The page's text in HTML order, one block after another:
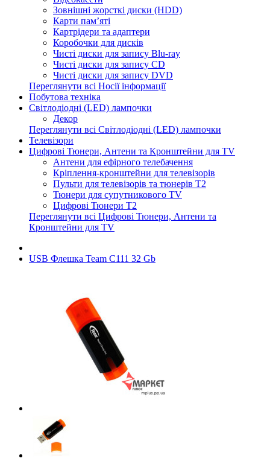
Зовнішні жорсткі диски (HDD)
Карти пам’яті
Картрідери та адаптери
Коробочки для дисків
Чисті диски для запису Blu-ray
Чисті диски для запису CD
Чисті диски для запису DVD
Переглянути всі Носії інформації
Побутова техніка
Світлодіодні (LED) лампочки
Декор
Переглянути всі Світлодіодні (LED) лампочки
Телевізори
Цифрові Тюнери, Антени та Кронштейни для TV
Антени для ефірного телебачення
Кріплення-кронштейни для телевізорів
Пульти для телевізорів та тюнерів T2
Тюнери для супутникового TV
Цифрові Тюнери T2
Переглянути всі Цифрові Тюнери, Антени та
Кронштейни для TV
USB Флешка Team C111 32 Gb